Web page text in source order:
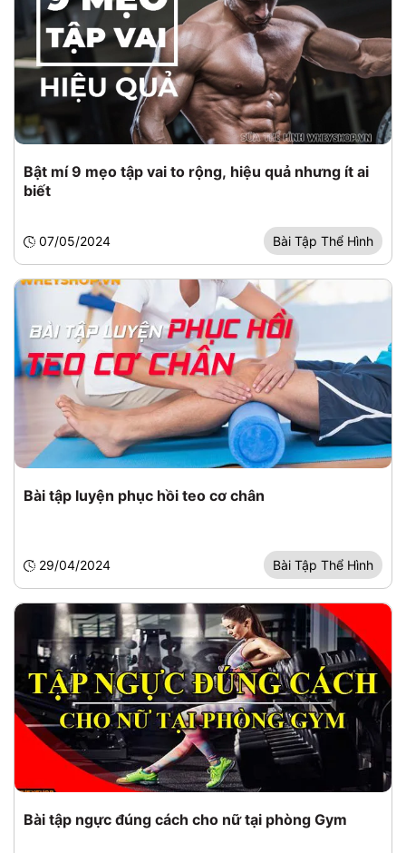
Bật mí 9 mẹo tập vai to rộng, hiệu quả nhưng ít ai
biết
07/05/2024 Bài Tập Thể Hình
Bài tập luyện phục hồi teo cơ chân
29/04/2024 Bài Tập Thể Hình
Bài tập ngực đúng cách cho nữ tại phòng Gym